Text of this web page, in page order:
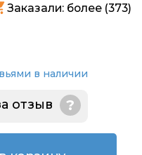
Заказали: более (373)
в наличии
отзыв ?